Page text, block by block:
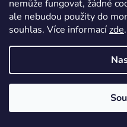
nemůže fungovat, žádné
ale nebudou použity do
souhlas. Více informacízde.
Barefoot sandále
1